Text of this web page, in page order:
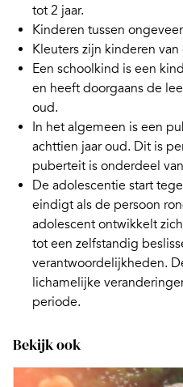
tot 2 jaar.
Kinderen tussen
Kleuters zijn kinderen van
Een schoolkind is een
en heeft doorgaans de
oud.
In het algemeen is een
achttien jaar oud. Dit is
puberteit is onderdeel
De adolescentie start
eindigt als de persoon
adolescent ontwikkelt
tot een zelfstandig
verantwoordelijkheden.
lichamelijke
periode.
Bekijk ook